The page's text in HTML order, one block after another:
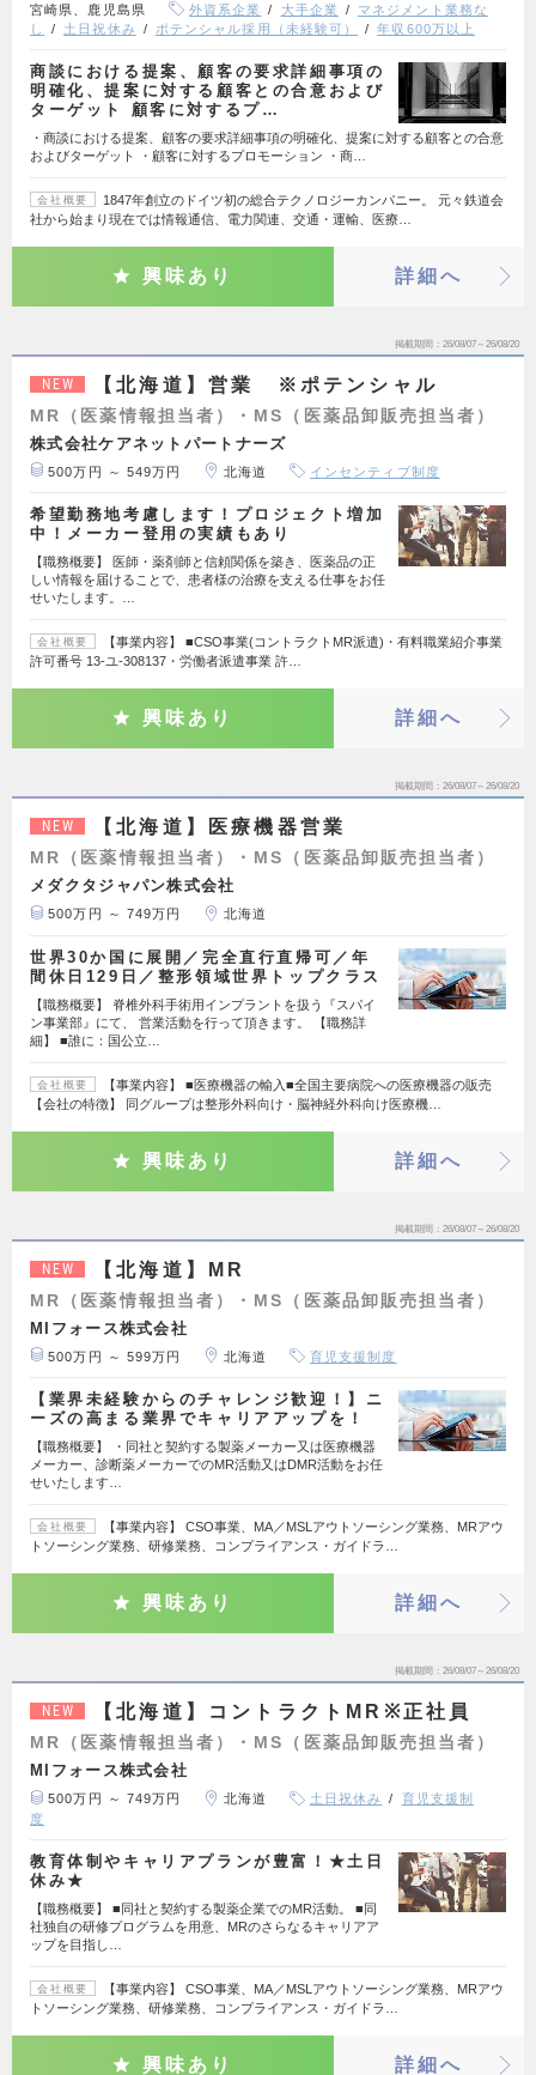
宮崎県、鹿児島県
外資系企業 大手企業
マネジメント業務な
し
土日祝休み ポテンシャル採用（未経験可） 年収600万以上
商談における提案、顧客の要求詳細事項の
明確化、提案に対する顧客との合意および
ターゲット 顧客に対するプ…
・商談における提案、顧客の要求詳細事項の明確化、提案に対する顧客との合意
およびターゲット ・顧客に対するプロモーション ・商…
会社概要
1847年創立のドイツ初の総合テクノロジーカンパニー。 元々鉄道会
社から始まり現在では情報通信、電力関連、交通・運輸、医療…
興味あり 詳細へ
掲載期間 26/08/07～26/08/20
NEW 【北海道】営業 ※ポテンシャル
MR（医薬情報担当者）・MS（医薬品卸販売担当者）
株式会社ケアネットパートナーズ
500万円 ～ 549万円 北海道 インセンティブ制度
希望勤務地考慮します！プロジェクト増加
中！メーカー登用の実績もあり
【職務概要】 医師・薬剤師と信頼関係を築き、医薬品の正
しい情報を届けることで、患者様の治療を支える仕事をお任
せいたします。…
会社概要
【事業内容】 ■CSO事業(コントラクトMR派遣)・有料職業紹介事業
許可番号 13-ユ-308137・労働者派遣事業 許…
興味あり 詳細へ
掲載期間 26/08/07～26/08/20
NEW 【北海道】医療機器営業
MR（医薬情報担当者）・MS（医薬品卸販売担当者）
メダクタジャパン株式会社
500万円 ～ 749万円 北海道
世界30か国に展開／完全直行直帰可／年
間休日129日／整形領域世界トップクラス
【職務概要】 脊椎外科手術用インプラントを扱う『スパイ
ン事業部』にて、 営業活動を行って頂きます。 【職務詳
細】 ■誰に：国公立…
会社概要
【事業内容】 ■医療機器の輸入■全国主要病院への医療機器の販売
【会社の特徴】 同グループは整形外科向け・脳神経外科向け医療機…
興味あり 詳細へ
掲載期間 26/08/07～26/08/20
NEW 【北海道】MR
MR（医薬情報担当者）・MS（医薬品卸販売担当者）
MIフォース株式会社
500万円 ～ 599万円 北海道 育児支援制度
【業界未経験からのチャレンジ歓迎！】ニ
ーズの高まる業界でキャリアアップを！
【職務概要】 ・同社と契約する製薬メーカー又は医療機器
メーカー、診断薬メーカーでのMR活動又はDMR活動をお任
せいたします…
会社概要
【事業内容】 CSO事業、MA／MSLアウトソーシング業務、MRアウ
トソーシング業務、研修業務、コンプライアンス・ガイドラ…
興味あり 詳細へ
掲載期間 26/08/07～26/08/20
NEW 【北海道】コントラクトMR※正社員
MR（医薬情報担当者）・MS（医薬品卸販売担当者）
MIフォース株式会社
500万円 ～ 749万円 北海道 土日祝休み
育児支援制
度
教育体制やキャリアプランが豊富！★土日
休み★
【職務概要】 ■同社と契約する製薬企業でのMR活動。 ■同
社独自の研修プログラムを用意、MRのさらなるキャリアア
ップを目指し…
会社概要
【事業内容】 CSO事業、MA／MSLアウトソーシング業務、MRアウ
トソーシング業務、研修業務、コンプライアンス・ガイドラ…
興味あり 詳細へ